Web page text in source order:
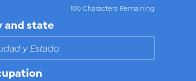
100 Characters Remaining
and state